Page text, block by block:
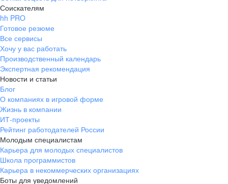
pr@krd.hh.ru
Владивосток
пер. Ланинский д. 4, офис 3.4
+7 423 202-33-28
pr@dv.hh.ru
Новосибирск
ул. Большевистская, д. 35,
помещение 21
+7 383 207-94-64
pr@nsk.hh.ru
Минск
Соискателям
hh PRO
Готовое резюме
Все сервисы
Хочу у вас работать
Производственный календарь
Экспертная рекомендация
Новости и статьи
Блог
О компаниях в игровой форме
Жизнь в компании
ИТ-проекты
Рейтинг работодателей России
Молодым специалистам
Карьера для молодых специалистов
Школа программистов
Карьера в некоммерческих организациях
Боты для уведомлений